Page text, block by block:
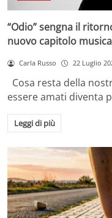
“Odio” sengna il
nuovo capitolo
Carla Russo 22 Luglio
Cosa resta della
essere amati diventa
Leggi di più